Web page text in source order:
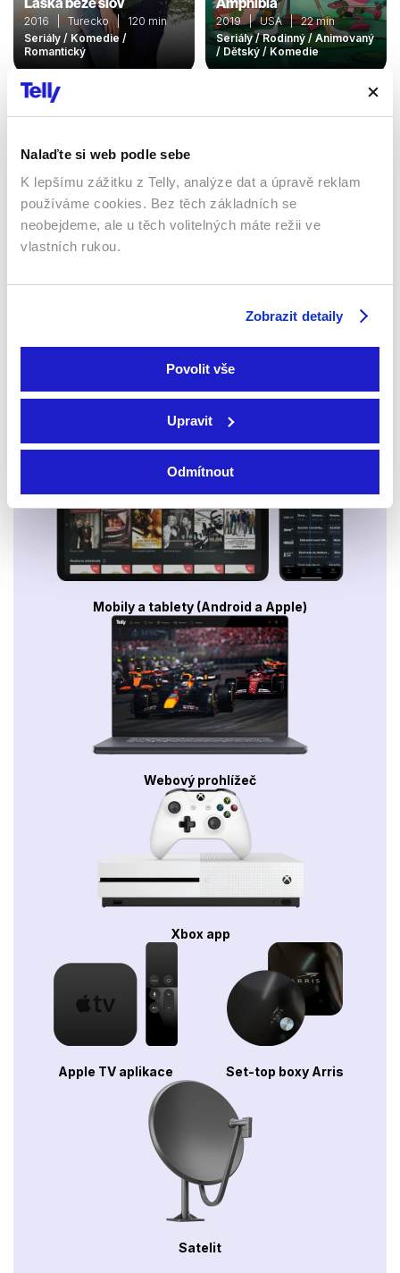
Nalaďte si web podle sebe
K lepšímu zážitku z Telly, analýze dat a úpravě reklam
používáme cookies. Bez těch základních se
neobejdeme, ale u těch volitelných máte režii ve
vlastních rukou.
Zobrazit detaily
Povolit vše
Upravit
Odmítnout
2016 | Turecko | 120 min
Seriály / Komedie /
Romantický
2019 | USA | 22 min
Seriály / Rodinný / Animovaný
/ Dětský / Komedie
Sledovat internetovou televizi jde odkudkoliv
po celé EU, a to až na 6 zařízeních.
Smart TV - Android, Google, Samsung, LG, VIDAA
Mobily a tablety (Android a Apple)
Webový prohlížeč
Xbox app
Apple TV aplikace Set-top boxy Arris
Satelit